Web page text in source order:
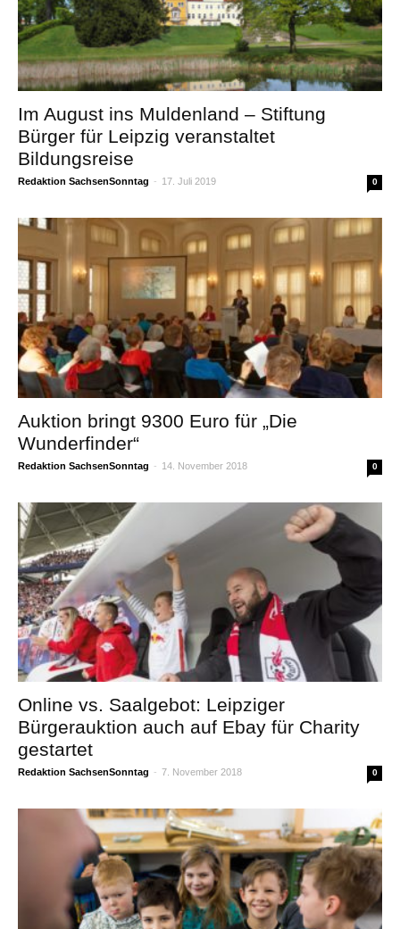
Im August ins Muldenland – Stiftung
Bürger für Leipzig veranstaltet
Bildungsreise
Redaktion SachsenSonntag - 17. Juli 2019 0
Auktion bringt 9300 Euro für „Die
Wunderfinder“
Redaktion SachsenSonntag - 14. November 2018 0
Online vs. Saalgebot: Leipziger
Bürgerauktion auch auf Ebay für Charity
gestartet
Redaktion SachsenSonntag - 7. November 2018 0